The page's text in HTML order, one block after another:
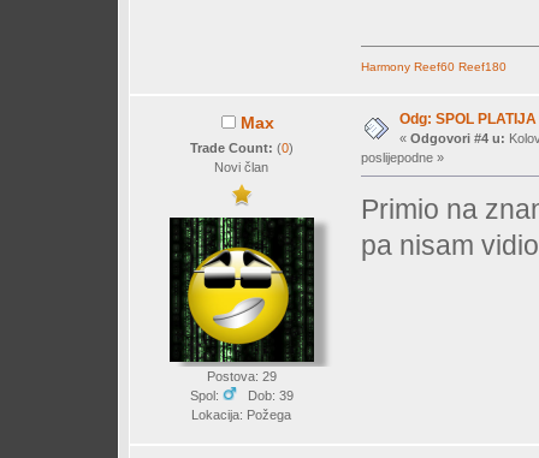
Harmony Reef60 Reef180
Max
Trade Count: (0)
Novi član
Postova: 29
Spol:
Dob: 39
Lokacija: Požega
Odg: SPOL PLATIJA
« Odgovori #4 u:
poslijepodne »
Primio na
pa nisam